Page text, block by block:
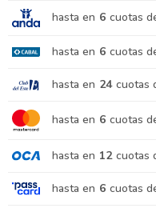
hasta en 6 cuotas
hasta en 6 cuotas
hasta en 24 cuotas
hasta en 6 cuotas
hasta en 12 cuotas
hasta en 6 cuotas